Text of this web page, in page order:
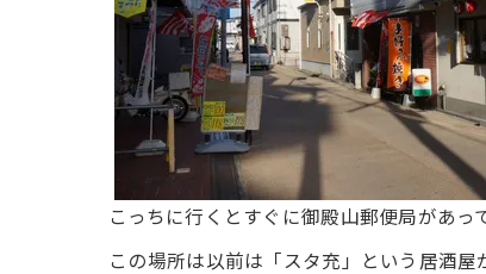
こっちに行くとすぐに御殿山郵便局があっ
この場所は以前は「スタ充」という居酒